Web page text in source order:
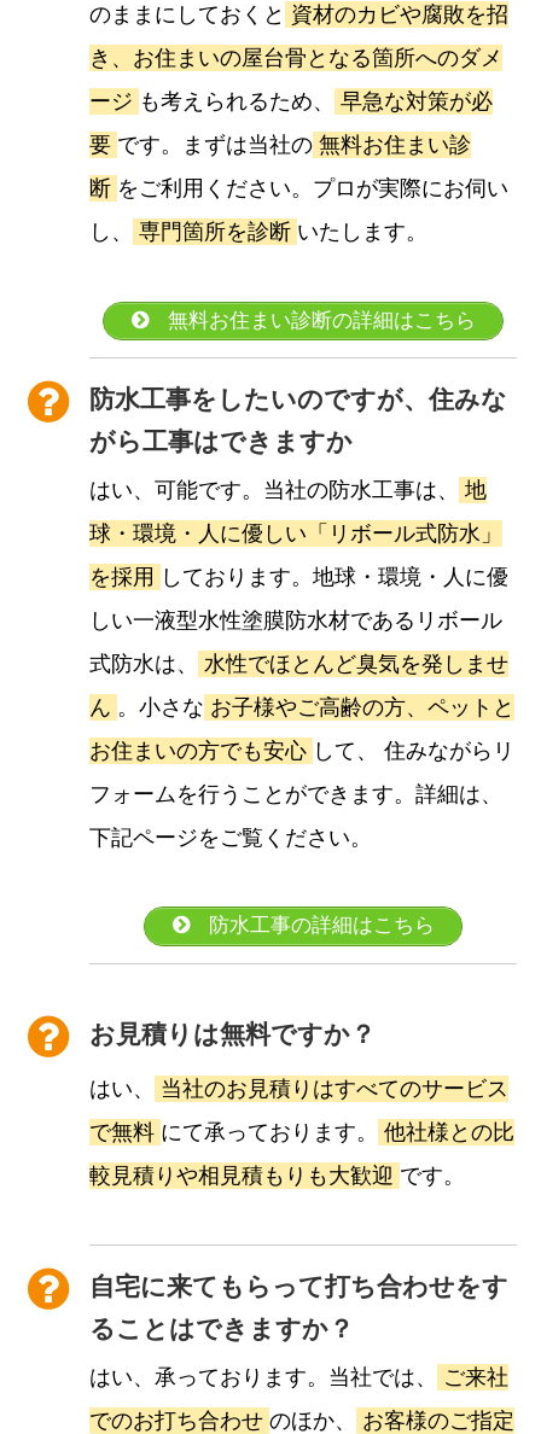
のままにしておくと 資材のカビや腐敗を招
き、お住まいの屋台骨となる箇所へのダメ
ージ も考えられるため、
早急な対策が必
要 です。まずは当社の 無料お住まい診
断 をご利用ください。プロが実際にお伺い
し、
専門箇所を診断 いたします。
無料お住まい診断の詳細はこちら
防水工事をしたいのですが、住みな
がら工事はできますか
はい、可能です。当社の防水工事は、
地
球・環境・人に優しい「リボール式防水」
を採用 しております。地球・環境・人に優
しい一液型水性塗膜防水材であるリボール
式防水は、
水性でほとんど臭気を発しませ
ん 。小さな お子様やご高齢の方、ペットと
お住まいの方でも安心 して、 住みながらリ
フォームを行うことができます。詳細は、
下記ページをご覧ください。
防水工事の詳細はこちら
お見積りは無料ですか？
はい、
当社のお見積りはすべてのサービス
で無料 にて承っております。
他社様との比
較見積りや相見積もりも大歓迎 です。
自宅に来てもらって打ち合わせをす
ることはできますか？
はい、承っております。当社では、
ご来社
でのお打ち合わせ のほか、
お客様のご指定